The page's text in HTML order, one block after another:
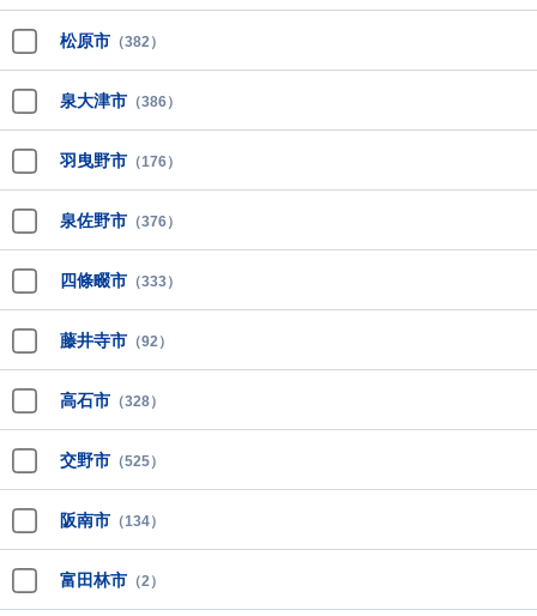
松原市 （382）
泉大津市 （386）
羽曳野市 （176）
泉佐野市 （376）
四條畷市 （333）
藤井寺市 （92）
高石市 （328）
交野市 （525）
阪南市 （134）
富田林市 （2）